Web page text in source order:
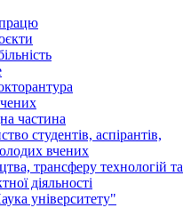
частина
студентів, аспірантів,
вчених
трансферу технологій та
діяльності
університету"